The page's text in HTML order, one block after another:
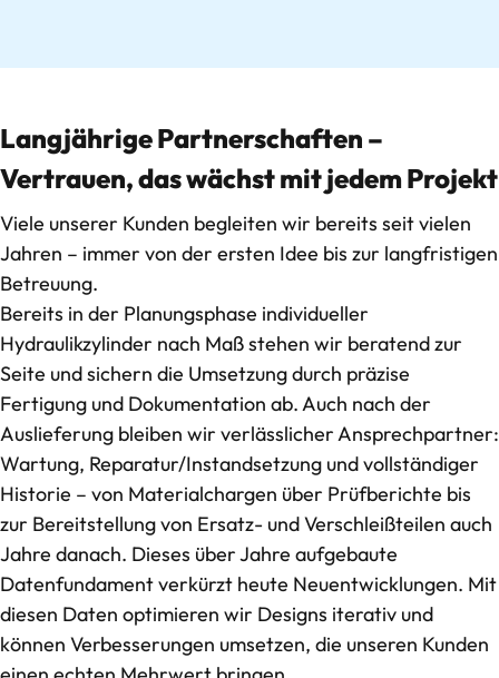
Langjährige Partnerschaften –
Vertrauen, das wächst mit jedem Projekt
Viele unserer Kunden begleiten wir bereits seit vielen
Jahren – immer von der ersten Idee bis zur langfristigen
Betreuung.
Bereits in der Planungsphase individueller
Hydraulikzylinder nach Maßstehen wir beratend zur
Seite und sichern die Umsetzung durch präzise
Fertigung und Dokumentation ab. Auch nach der
Auslieferung bleiben wir verlässlicher Ansprechpartner:
Wartung, Reparatur/Instandsetzung und vollständiger
Historie – von Materialchargen über Prüfberichte bis
zur Bereitstellung von Ersatz- und Verschleißteilen auch
Jahre danach. Dieses über Jahre aufgebaute
Datenfundament verkürzt heute Neuentwicklungen. Mit
diesen Daten optimieren wir Designs iterativ und
können Verbesserungen umsetzen, die unseren Kunden